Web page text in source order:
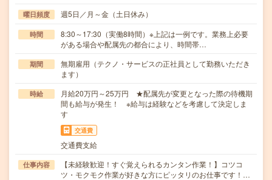
曜日頻度 週5日／月～金（土日休み）
時間
8:30～17:30（実働8時間）※上記は一例です。業務上必要
がある場合や配属先の都合により、時間帯…
期間
無期雇用（テクノ・サービスの正社員として勤務いただき
ます）
時給
月給20万円～25万円 ★配属先が変更となった際の待機期
間も給与が発生！ ※給与は経験などを考慮して決定しま
す
交通費
交通費支給
仕事内容
【未経験歓迎！すぐ覚えられるカンタン作業！】コツコ
ツ・モクモク作業が好きな方にピッタリのお仕事です！…